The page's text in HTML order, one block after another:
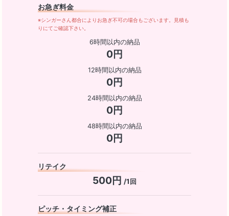
お急ぎ料金
※シンガーさん都合によりお急ぎ不可の場合もございます。見積も
りにてご確認下さい。
6時間以内の納品
0円
12時間以内の納品
0円
24時間以内の納品
0円
48時間以内の納品
0円
リテイク
500円 /1回
ピッチ・タイミング補正